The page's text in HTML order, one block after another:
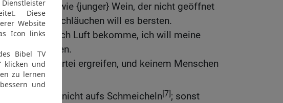
Inneres ist wie {junger} Wein, der nicht geöffnet
{gefüllten} Schläuchen will es bersten.
damit ich Luft bekomme, ich will meine
und antworten.
werde ich Partei ergreifen, und keinem Menschen
verstehe mich nicht aufs Schmeicheln[7]; sonst